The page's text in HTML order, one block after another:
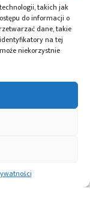
takich jak
do informacji o
dane, takie
na tej
niekorzystnie
ILOT
tankowania